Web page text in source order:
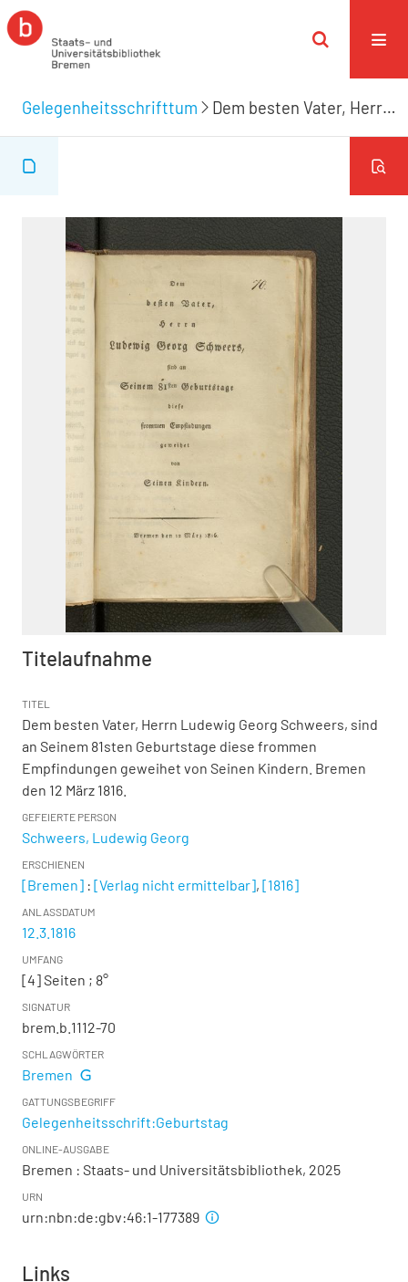
Gelegenheitsschrifttum Dem besten Vater, Herrn Ludewig Georg Schweers, sind an Seinem 81sten Geburtstage diese frommen Empfindungen geweihet von Seinen Kindern. Bremen den 12 März 1816.
Titelaufnahme
TITEL
Dem besten Vater, Herrn Ludewig Georg Schweers, sind
an Seinem 81sten Geburtstage diese frommen
Empfindungen geweihet von Seinen Kindern. Bremen
den 12 März 1816.
GEFEIERTE PERSON
Schweers, Ludewig Georg
ERSCHIENEN
[Bremen] : [Verlag nicht ermittelbar], [1816]
ANLASSDATUM
12.3.1816
UMFANG
[4] Seiten ; 8°
SIGNATUR
brem.b.1112-70
SCHLAGWÖRTER
Bremen
GATTUNGSBEGRIFF
Gelegenheitsschrift:Geburtstag
ONLINE-AUSGABE
Bremen : Staats- und Universitätsbibliothek, 2025
URN
urn:nbn:de:gbv:46:1-177389
Links